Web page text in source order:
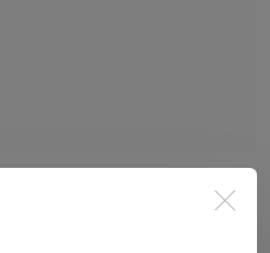
programmation pour